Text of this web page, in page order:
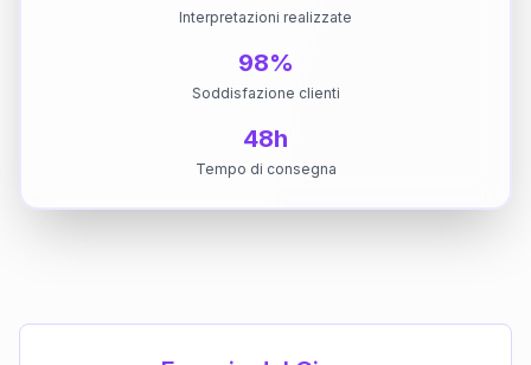
Interpretazioni realizzate
98%
Soddisfazione clienti
48h
Tempo di consegna